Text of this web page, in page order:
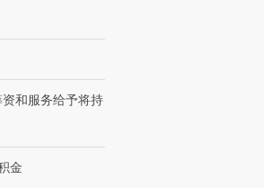
蟑螂”的印
飞地休达
和服务给予将持
金